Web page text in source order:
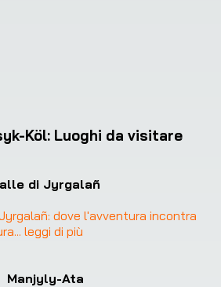
Köl: Luoghi da visitare
di Jyrgalañ
dove l'avventura incontra
... leggi di più
Manjyly-Ata